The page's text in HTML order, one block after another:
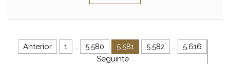
Navegação de artigos
Anterior 1 … 5.580 5.581 5.582 …
5.616
Seguinte